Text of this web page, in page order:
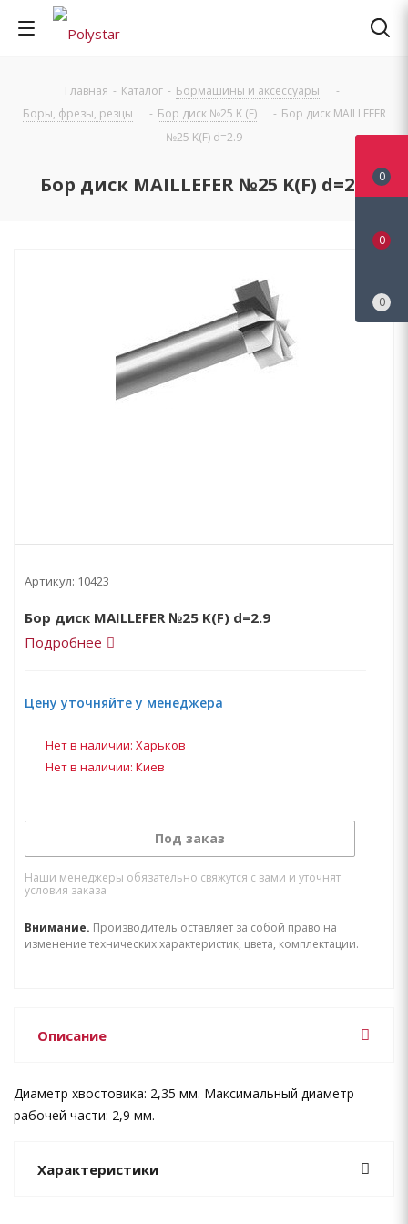
Главная - Каталог - Бормашины и аксессуары
-
Боры, фрезы, резцы
- Бор диск №25 K (F) - Бор диск MAILLEFER
№25 K(F) d=2.9
Бор диск MAILLEFER №25 K(F) d=2.9
Артикул: 10423
Бор диск MAILLEFER №25 K(F) d=2.9
Подробнее
Цену уточняйте у менеджера
Нет в наличии: Харьков
Нет в наличии: Киев
Под заказ
Наши менеджеры обязательно свяжутся с вами и уточнят
условия заказа
Внимание. Производитель оставляет за собой право на
изменение технических характеристик, цвета, комплектации.
Описание
Диаметр хвостовика: 2,35 мм. Максимальный диаметр
рабочей части: 2,9 мм.
Характеристики
0
0
0